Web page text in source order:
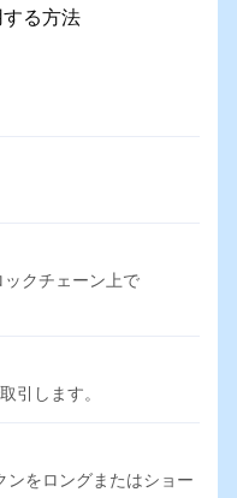
る方法
クチェーン上で
引します。
ンをロングまたはショー